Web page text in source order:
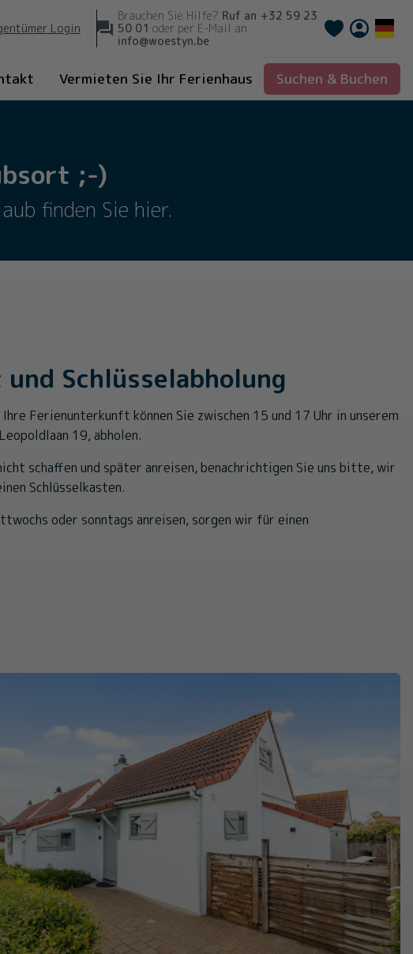
Login
Brauchen Sie Hilfe? Ruf an +32 59 23
50 01 oder per E-Mail an
info@woestyn.be
Français
Vermieten Sie Ihr Ferienhaus Suchen & Buchen
;-)
finden Sie hier.
Schlüsselabholung
Ferienunterkunft können Sie zwischen 15 und 17 Uhr in unserem
19, abholen.
schaffen und später anreisen, benachrichtigen Sie uns bitte, wir
Schlüsselkasten.
oder sonntags anreisen, sorgen wir für einen